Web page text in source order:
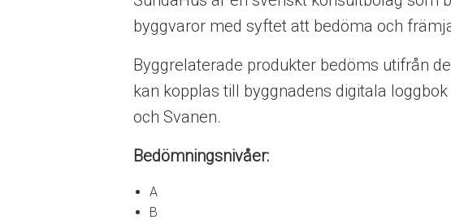
byggvaror med syftet att bedöma och
Byggrelaterade produkter bedöms utifrån
kan kopplas till byggnadens digitala
och Svanen.
Bedömningsnivåer:
A
B